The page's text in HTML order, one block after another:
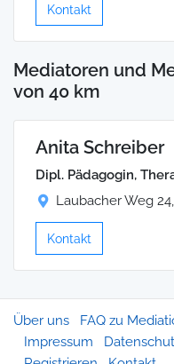
Kontakt
Mediatoren und
von 40 km
Anita Schreiber
Dipl. Pädagogin,
Laubacher Weg
Kontakt
Über uns FAQ zu
Impressum